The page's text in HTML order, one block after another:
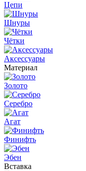
Цепи
Шнуры
Чётки
Аксессуары
Материал
Золото
Серебро
Агат
Финифть
Эбен
Вставка